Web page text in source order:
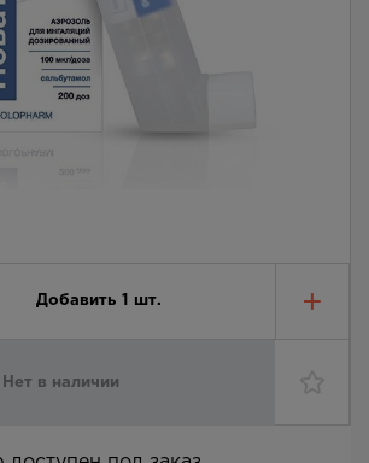
Добавить 1 шт.
Нет в наличии